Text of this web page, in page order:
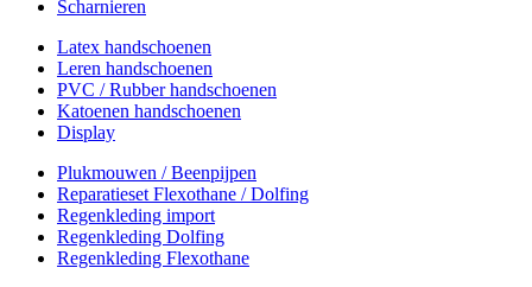
Scharnieren
Latex handschoenen
Leren handschoenen
PVC / Rubber handschoenen
Katoenen handschoenen
Display
Plukmouwen / Beenpijpen
Reparatieset Flexothane / Dolfing
Regenkleding import
Regenkleding Dolfing
Regenkleding Flexothane